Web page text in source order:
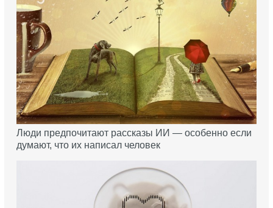
Люди предпочитают рассказы ИИ — особенно если
думают, что их написал человек